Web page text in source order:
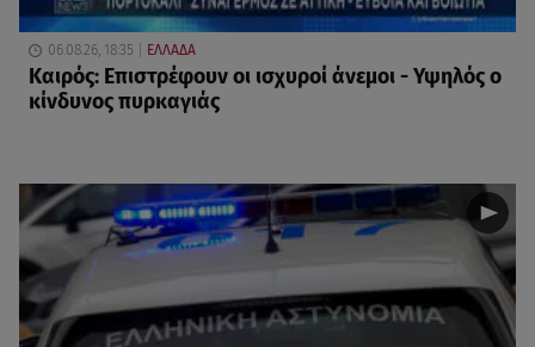
06.08.26, 18:35 ΕΛΛΑΔΑ
Καιρός: Επιστρέφουν οι ισχυροί άνεμοι - Υψηλός ο
κίνδυνος πυρκαγιάς